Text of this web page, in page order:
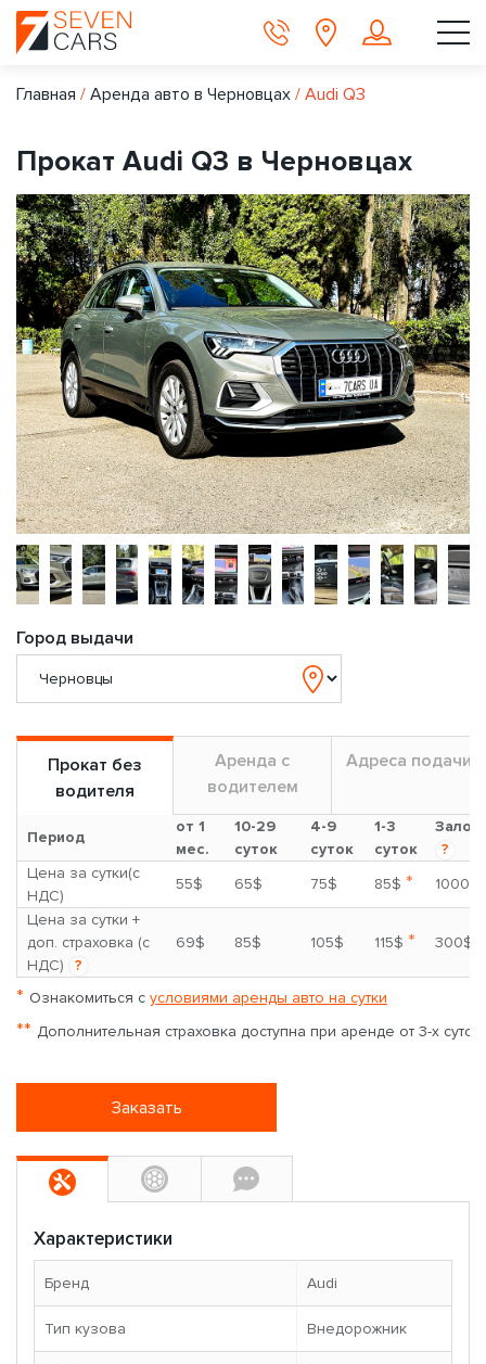
Главная / Аренда авто в Черновцах / Audi Q3
Прокат Audi Q3 в Черновцах
Город выдачи
Прокат без
водителя
Аренда с
водителем
Адреса подачи
Период
от 1
мес.
10-29
суток
4-9
суток
1-3
суток
Залог
?
Цена за сутки(с
НДС)
55$ 65$ 75$ 85$ *
1000$
Цена за сутки +
доп. страховка (с
НДС)
?
69$ 85$ 105$ 115$ * 300$
* Ознакомиться с условиями аренды авто на сутки
** Дополнительная страховка доступна при аренде от 3-х суток
Заказать
Характеристики
Бренд Audi
Тип кузова Внедорожник